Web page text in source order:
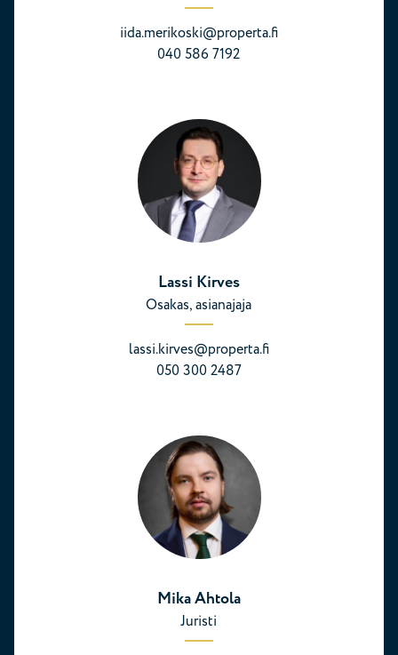
iida.merikoski@properta.fi
040 586 7192
Lassi Kirves
Osakas, asianajaja
lassi.kirves@properta.fi
050 300 2487
Mika Ahtola
Juristi